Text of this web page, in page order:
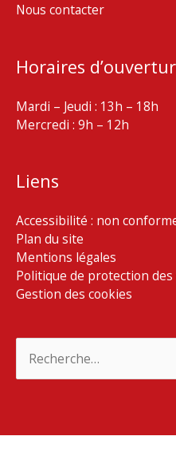
Nous contacter
Horaires
Mardi – Jeudi : 13h – 18h
Mercredi : 9h – 12h
Liens
Accessibilité : non
Plan du site
Mentions légales
Politique de protection
Gestion des cookies